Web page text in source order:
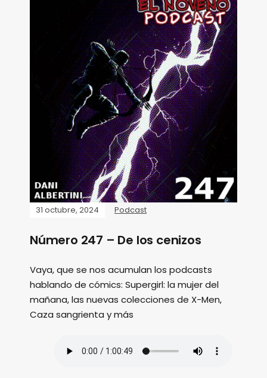
31 octubre, 2024 Podcast
Número 247 – De los cenizos
Vaya, que se nos acumulan los podcasts
hablando de cómics: Supergirl: la mujer del
mañana, las nuevas colecciones de X-Men,
Caza sangrienta y más